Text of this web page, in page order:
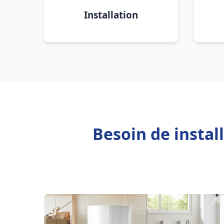
Installation
Besoin de